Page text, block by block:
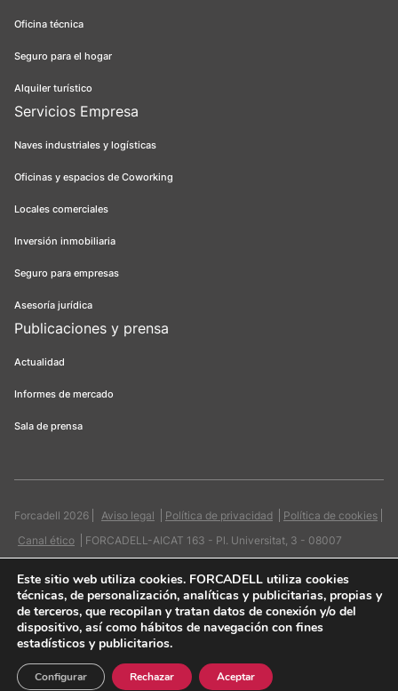
Oficina técnica
Seguro para el hogar
Alquiler turístico
Servicios Empresa
Naves industriales y logísticas
Oficinas y espacios de Coworking
Locales comerciales
Inversión inmobiliaria
Seguro para empresas
Asesoría jurídica
Publicaciones y prensa
Actualidad
Informes de mercado
Sala de prensa
Forcadell 2026 Aviso legal Política de privacidad
Política de cookies
Canal ético
FORCADELL-AICAT 163 - Pl. Universitat, 3 - 08007
Quiero contactar
Este sitio web utiliza cookies. FORCADELL utiliza cookies
técnicas, de personalización, analíticas y publicitarias, propias y
de terceros, que recopilan y tratan datos de conexión y/o del
dispositivo, así como hábitos de navegación con fines
estadísticos y publicitarios.
Aceptar
Rechazar
Configurar